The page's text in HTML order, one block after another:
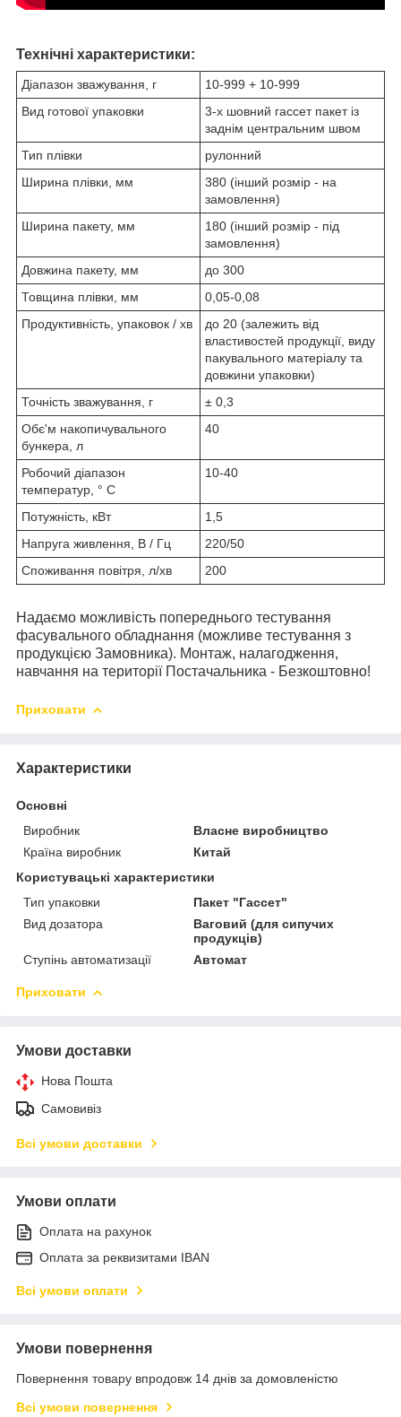
Технічні характеристики:
Діапазон зважування, г
10-999 + 10-999
Вид готової упаковки
3-х шовний гассет пакет із
заднім центральним швом
Тип плівки
рулонний
Ширина плівки, мм
380 (інший розмір - на
замовлення)
Ширина пакету, мм
180 (інший розмір - під
замовлення)
Довжина пакету, мм
до 300
Товщина плівки, мм
0,05-0,08
Продуктивність, упаковок / хв
до 20 (залежить від
властивостей продукції, виду
пакувального матеріалу та
довжини упаковки)
Точність зважування, г
± 0,3
Обє'м накопичувального
бункера, л
40
Робочий діапазон
температур, ° C
10-40
Потужність, кВт
1,5
Напруга живлення, В / Гц
220/50
Споживання повітря, л/хв
200
Надаємо можливість попереднього тестування
фасувального обладнання (можливе тестування з
продукцією Замовника). Монтаж, налагодження,
навчання на території Постачальника - Безкоштовно!
Приховати
Характеристики
Основні
Виробник
Власне виробництво
Країна виробник
Китай
Користувацькі характеристики
Тип упаковки
Пакет "Гассет"
Вид дозатора
Ваговий (для сипучих
продукців)
Ступінь автоматизації
Автомат
Приховати
Умови доставки
Нова Пошта
Самовивіз
Всі умови доставки
Умови оплати
Оплата на рахунок
Оплата за реквизитами IBAN
Всі умови оплати
Умови повернення
Повернення товару впродовж 14 днів за домовленістю
Всі умови повернення